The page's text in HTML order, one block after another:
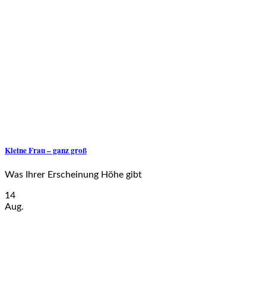
Kleine Frau – ganz groß
Was Ihrer Erscheinung Höhe gibt
14
Aug.